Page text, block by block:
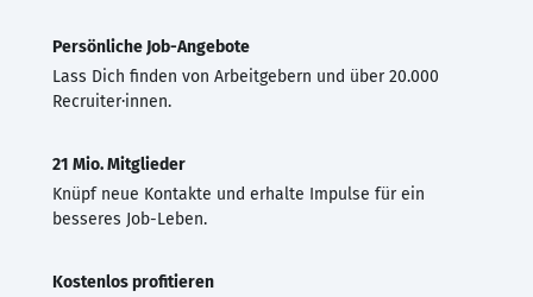
Persönliche Job-Angebote
Lass Dich finden von Arbeitgebern und über 20.000
Recruiter·innen.
21 Mio. Mitglieder
Knüpf neue Kontakte und erhalte Impulse für ein
besseres Job-Leben.
Kostenlos profitieren